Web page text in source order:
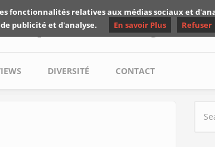
de Yuyine
DIVERSITÉ CONTACT
fonctionnalités relatives aux médias sociaux et
publicité et d'analyse.
En savoir Plus Refuser